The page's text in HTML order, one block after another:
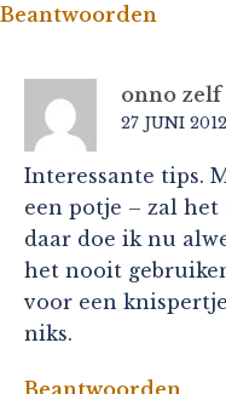
Beantwoorden
onno zelf
27 JUNI
Interessante tips.
een potje – zal het
daar doe ik nu
het nooit
voor een
niks.
Beantwoorden